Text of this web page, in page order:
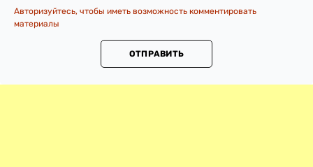
Авторизуйтесь, чтобы иметь возможность комментировать
материалы
ОТПРАВИТЬ